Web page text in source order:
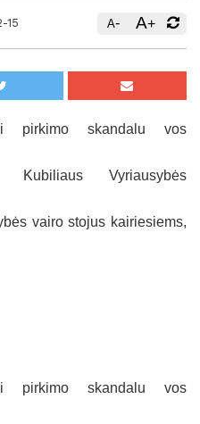
15 A- A+
pirkimo skandalu vos
Kubiliaus Vyriausybės
vairo stojus kairiesiems,
pirkimo skandalu vos